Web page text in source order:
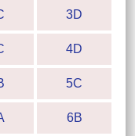
3D
4D
5C
6B